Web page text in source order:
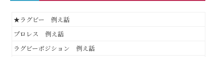
★ラグビー 例え話
プロレス 例え話
ラグビーポジション 例え話